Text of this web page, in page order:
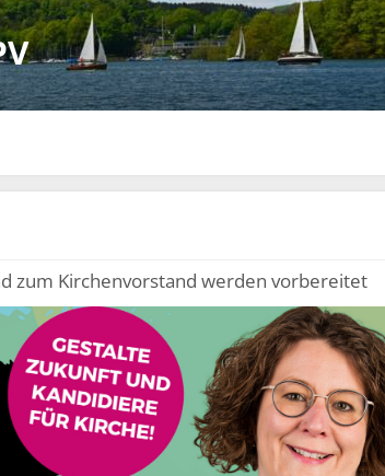
zum Kirchenvorstand werden vorbereitet